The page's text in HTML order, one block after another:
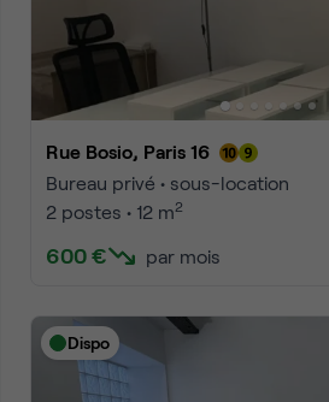
Rue Bosio, Paris 16
Bureau privé • sous-location
2 postes • 12 m2
600 € par mois
Dispo